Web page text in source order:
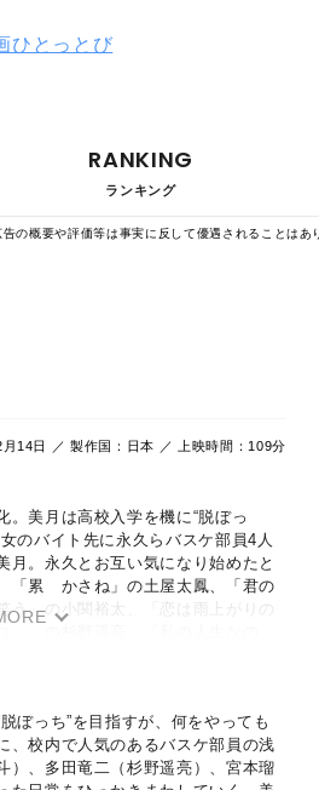
RANKING
ランキング
の概要や評価等は事実に反して優遇されることはあ
月14日 ／ 製作国：日本 ／ 上映時間：109分
美月は高校入学を機に“脱ぼっ
のバイト先に永久らバスケ部員4人
。永久とお互い気になり始めたと
「累 かさね」の土屋太鳳、「君の
う」の小関裕太、「恋は雨上がりの
ぼっち”を目指すが、何をやっても
、校内で人気のあるバスケ部員の浅
）、多田竜二（杉野遥亮）、宮本瑠